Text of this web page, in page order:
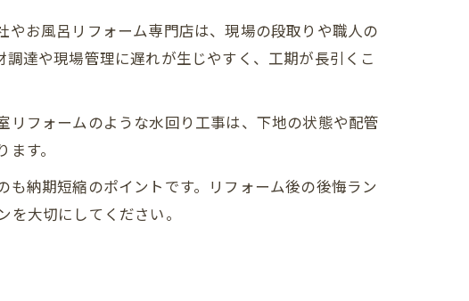
お風呂リフォーム専門店は、現場の段取りや職人の
達や現場管理に遅れが生じやすく、工期が長引くこ
フォームのような水回り工事は、下地の状態や配管
す。
納期短縮のポイントです。リフォーム後の後悔ラン
大切にしてください。